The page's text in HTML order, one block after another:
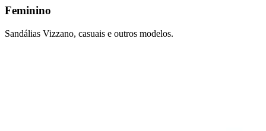
Feminino
Sandálias Vizzano, casuais e outros modelos.